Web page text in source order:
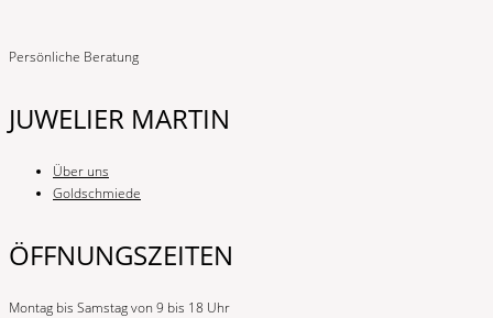
Persönliche Beratung
JUWELIER MARTIN
Über uns
Goldschmiede
ÖFFNUNGSZEITEN
Montag bis Samstag von 9 bis 18 Uhr